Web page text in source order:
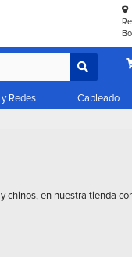
Redes Cableado
en nuestra tienda